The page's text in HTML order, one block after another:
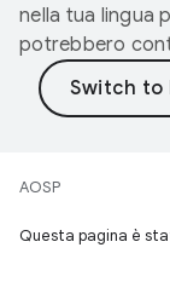
nella tua lingua
potrebbero
AOSP
Questa pagina è